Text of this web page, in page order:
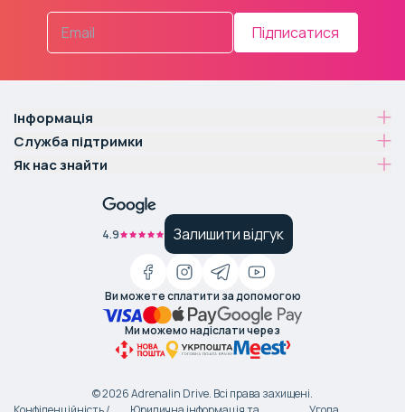
Підписатися
Інформація
Служба підтримки
Як нас знайти
4.9 Залишити відгук
Ви можете сплатити за допомогою
Ми можемо надіслати через
©2026Adrenalin Drive. Всі права захищені.